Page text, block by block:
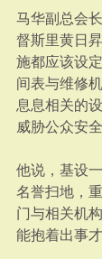
马华副总会
督斯里黄日
施都应该设
间表与维修
息息相关的
威胁公众安
他说，基设
名誉扫地，
门与相关机
能抱着出事